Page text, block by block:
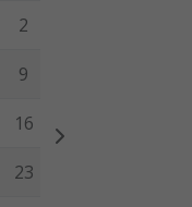
Jueves
2
9
16
23